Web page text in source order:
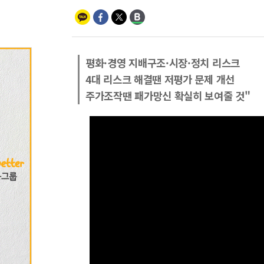
평화·경영 지배구조·시장·정치 리스크
4대 리스크 해결땐 저평가 문제 개선
주가조작땐 패가망신 확실히 보여줄 것"